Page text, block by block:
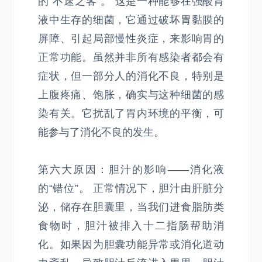
液中生存的细菌，它通过破坏胃黏膜的
屏障、引起局部慢性炎症，来影响胃的
正常功能。虽然并非所有感染者都会有
症状，但一部分人的消化不良，特别是
上腹疼痛、饱胀，确实与这种细菌的感
染有关。它扰乱了胃内环境的平衡，可
能参与了消化不良的发生。
第六大原因：胆汁的影响——消化液
的“错位”。 正常情况下，胆汁由肝脏分
泌，储存在胆囊里，当我们进食脂肪类
食物时，胆汁被排入十二指肠帮助消
化。如果因为胆囊功能异常或消化道动